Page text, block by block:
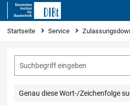
Sie sind hier
Startseite Service
Genau diese Wort-/Zeichenfolge